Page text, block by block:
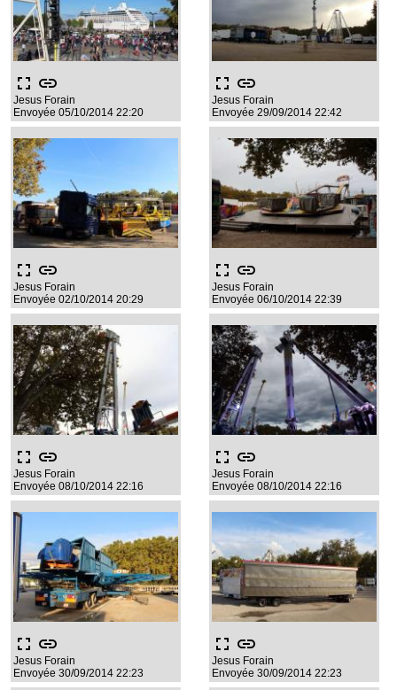
fullscreen link
Jesus Forain
Envoyée 05/10/2014 22:20
fullscreen link
Jesus Forain
Envoyée 29/09/2014 22:42
fullscreen link
Jesus Forain
Envoyée 02/10/2014 20:29
fullscreen link
Jesus Forain
Envoyée 06/10/2014 22:39
fullscreen link
Jesus Forain
Envoyée 08/10/2014 22:16
fullscreen link
Jesus Forain
Envoyée 08/10/2014 22:16
fullscreen link
Jesus Forain
Envoyée 30/09/2014 22:23
fullscreen link
Jesus Forain
Envoyée 30/09/2014 22:23